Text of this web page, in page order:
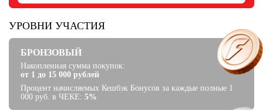
Ханты-Мансийский автономный округ (3)
Челябинская область (2)
Ямало-Ненецкий автономный округ (1)
Ярославская область (1)
УРОВНИ УЧАСТИЯ
БРОНЗОВЫЙ
Накопленная сумма покупок:
от 1 до 15 000 рублей
Процент начисляемых Кешбэк Бонусов за каждые полные 1
000 руб. в ЧЕКЕ: 5%